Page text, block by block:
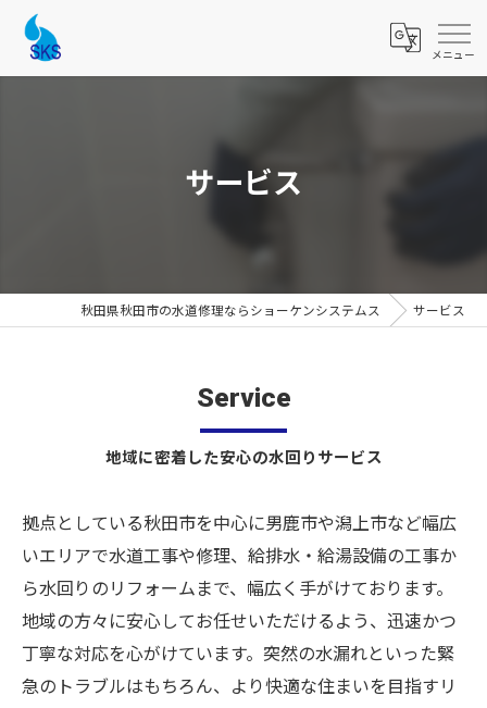
サービス
秋田県秋田市の水道修理ならショーケンシステムス サービス
地域に密着した安心の水回りサービス
Service
拠点としている秋田市を中心に男鹿市や潟上市など幅広
いエリアで水道工事や修理、給排水・給湯設備の工事か
ら水回りのリフォームまで、幅広く手がけております。
地域の方々に安心してお任せいただけるよう、迅速かつ
丁寧な対応を心がけています。突然の水漏れといった緊
急のトラブルはもちろん、より快適な住まいを目指すリ